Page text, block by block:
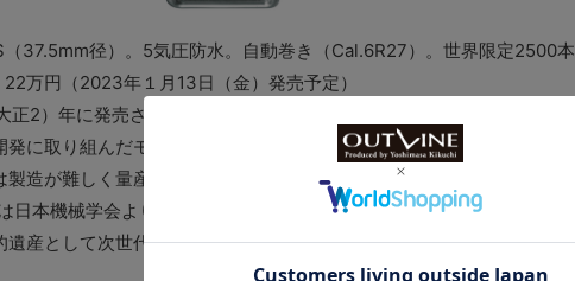
37.5mm径）。5気圧防水。自動巻き（Cal.6R27）。世界限定2500本
22万円（2023年１月13日（金）発売予定）
2）年に発売された国産初の腕時計で、当時は世界に遅れていた日本
に取り組んだモデルとして知られる。女性用懐中時計のムーヴメント
造が難しく量産化は困難を極めたといわれる。その甲斐あって高い評
日本機械学会より、日本の機械技術や産業の発展に寄与し、国民生活や
産として次世代に伝えるべく“機械遺産”にも認定されている。